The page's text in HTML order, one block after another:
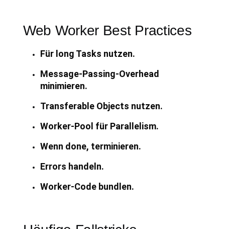
Web Worker Best Practices
Für long Tasks nutzen.
Message-Passing-Overhead
minimieren.
Transferable Objects nutzen.
Worker-Pool für Parallelism.
Wenn done, terminieren.
Errors handeln.
Worker-Code bundlen.